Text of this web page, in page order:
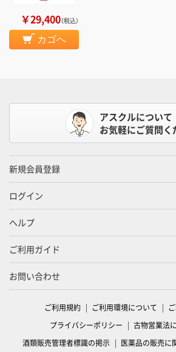
￥29,400（税込）
カゴへ
アスクルについて
お気軽にご質問く
新規会員登録
ログイン
ヘルプ
ご利用ガイド
お問い合わせ
ご利用規約 ご利用環境について
プライバシーポリシー
古物営業法
酒類販売管理者標識の掲示
医薬品の販売に